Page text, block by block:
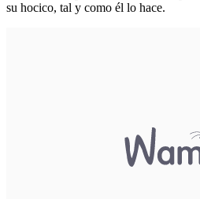
su hocico, tal y como él lo hace.